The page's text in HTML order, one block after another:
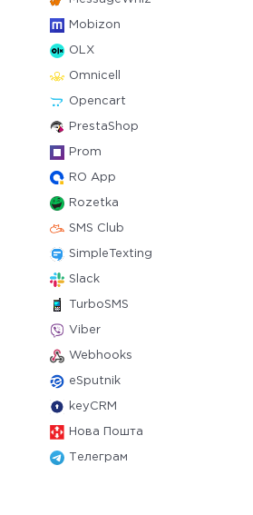
Mobizon
OLX
Omnicell
Opencart
PrestaShop
Prom
RO App
Rozetka
SMS Club
SimpleTexting
Slack
TurboSMS
Viber
Webhooks
eSputnik
keyCRM
Нова Пошта
Телеграм